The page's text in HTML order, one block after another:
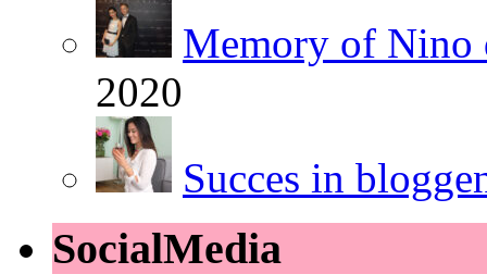
Memory of Nino
2020
Succes in
SocialMedia